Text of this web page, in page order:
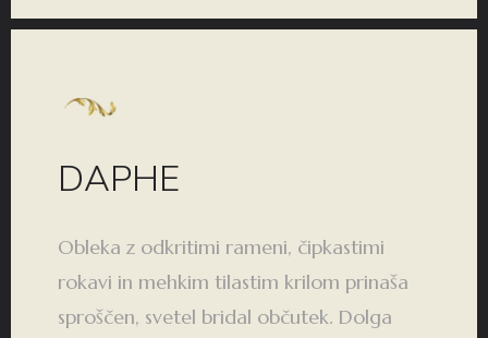
DAPHE
Obleka z odkritimi rameni, čipkastimi
rokavi in mehkim tilastim krilom prinaša
sproščen, svetel bridal občutek. Dolga